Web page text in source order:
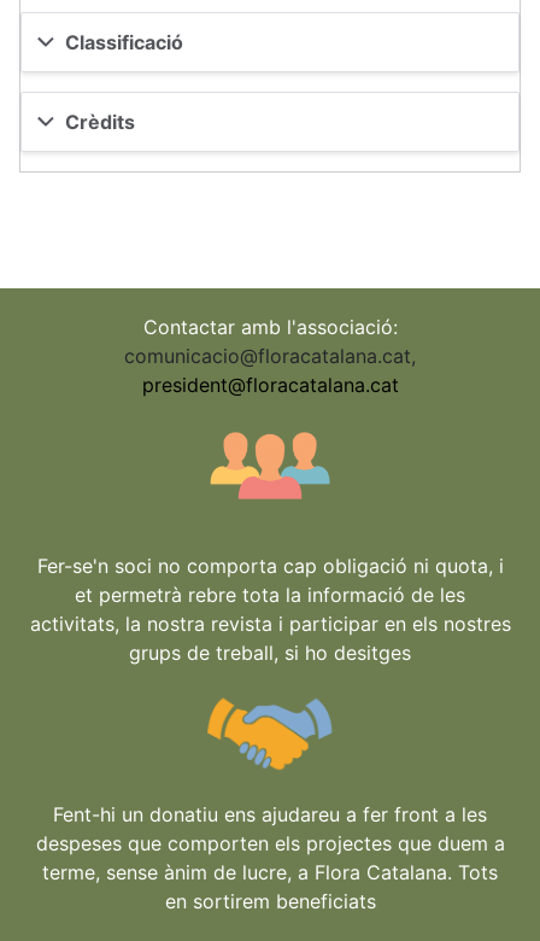
Classificació
Crèdits
Contactar amb l'associació:
comunicacio@floracatalana.cat,
president@floracatalana.cat
Fer-se'n soci no comporta cap obligació ni quota, i
et permetrà rebre tota la informació de les
activitats, la nostra revista i participar en els nostres
grups de treball, si ho desitges
Fent-hi un donatiu ens ajudareu a fer front a les
despeses que comporten els projectes que duem a
terme, sense ànim de lucre, a Flora Catalana. Tots
en sortirem beneficiats